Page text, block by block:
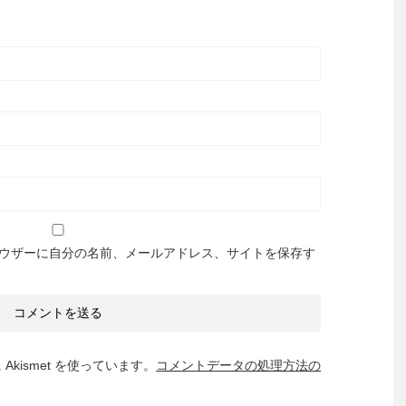
ザーに自分の名前、メールアドレス、サイトを保存す
を使っています。 コメントデータの処理方法の